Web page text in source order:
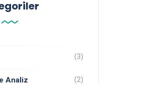
(3)
Analiz (2)